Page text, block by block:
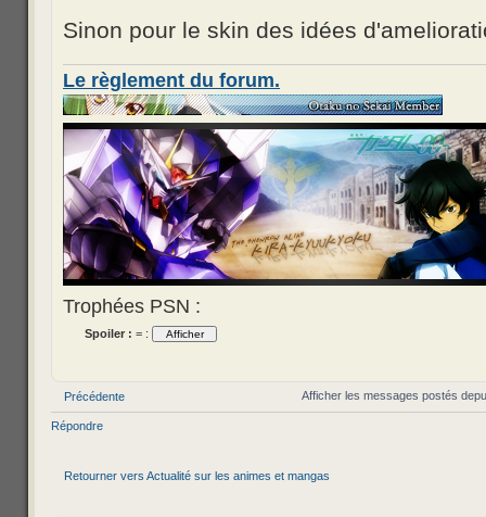
Sinon pour le skin des idées
Le règlement du forum.
Trophées PSN :
Spoiler : = :
Précédente Afficher les messages postés
Répondre
Retourner vers Actualité sur les animes et mangas